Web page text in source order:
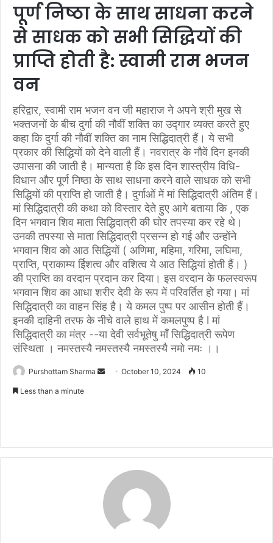
पूर्ण निष्ठा के साथ साधना करने
से साधक को सभी सिद्धियों की
प्राप्ति होती है: स्वामी राम भजन
वन
हरिद्वार, स्वामी राम भजन वन जी महाराज ने अपने श्री मुख से
भक्तजनों के बीच दुर्गा की नौवीं शक्ति का उद्गार व्यक्त करते हुए
कहा कि दुर्गा की नौवीं शक्ति का नाम सिद्धिदात्री हैं। ये सभी
प्रकार की सिद्धियों को देने वाली हैं। नवरात्र के नौवें दिन इनकी
उपासना की जाती है। मान्यता है कि इस दिन शास्त्रीय विधि-
विधान और पूर्ण निष्ठा के साथ साधना करने वाले साधक को सभी
सिद्धियों की प्राप्ति हो जाती है। दुर्गाओं में मां सिद्धिदात्री अंतिम हैं।
मां सिद्धिदात्री की कथा को विस्तार देते हुए आगे बताया कि , एक
दिन भगवान शिव माता सिद्धिदात्री की घोर तपस्या कर रहे थे।
उनकी तपस्या से माता सिद्धिदात्री प्रसन्न हो गई और उन्होंने
भगवान शिव को आठ सिद्धियों ( अणिमा, महिमा, गरिमा, लघिमा,
प्राप्ति, प्राकाम्य ईिशत्व और वशित्व ये आठ सिद्धियां होती हैं। )
की प्राप्ति का वरदान प्रदान कर दिया। इस वरदान के फलस्वरूप
भगवान शिव का आधा शरीर देवी के रूप में परिवर्तित हो गया। मां
सिद्धिदात्री का वाहन सिंह है। ये कमल पुष्प पर आसीन होती हैं।
इनकी दाहिनी तरफ के नीचे वाले हाथ में कमलपुष्प है l मां
सिद्धिदात्री का मंत्र --या देवी सर्वभूतेषु माँ सिद्धिदात्री रूपेण
संस्थिता । नमस्तस्यै नमस्तस्यै नमस्तस्यै नमो नमः ।।
Purshottam Sharma
e
a
l
October 10, 2024 10
Less than a minute